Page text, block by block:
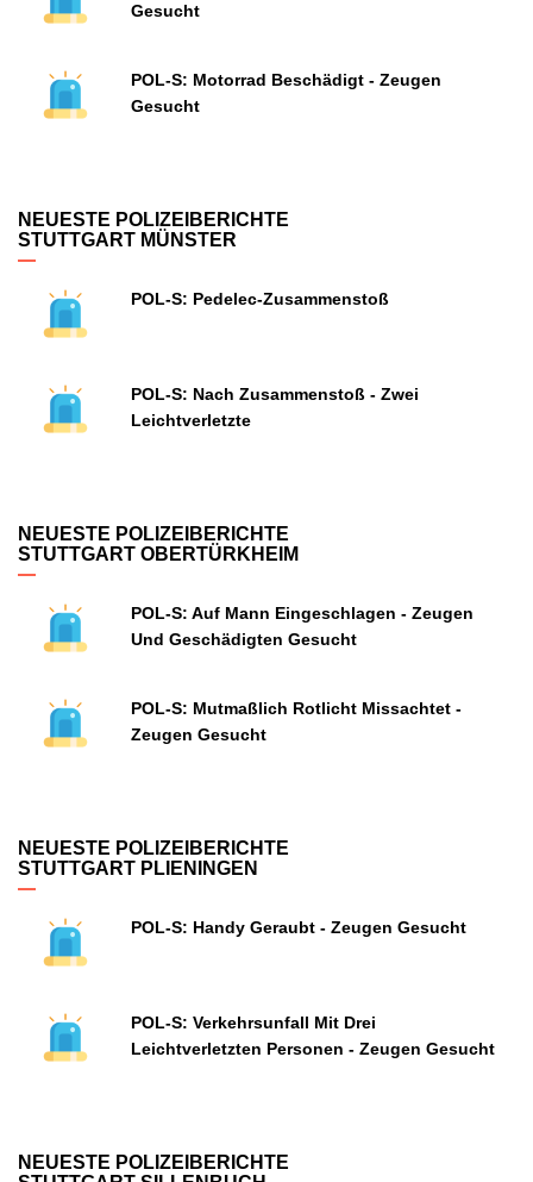
Gesucht
POL-S: Motorrad Beschädigt - Zeugen
Gesucht
NEUESTE POLIZEIBERICHTE
STUTTGART MÜNSTER
POL-S: Pedelec-Zusammenstoß
POL-S: Nach Zusammenstoß - Zwei
Leichtverletzte
NEUESTE POLIZEIBERICHTE
STUTTGART OBERTÜRKHEIM
POL-S: Auf Mann Eingeschlagen - Zeugen
Und Geschädigten Gesucht
POL-S: Mutmaßlich Rotlicht Missachtet -
Zeugen Gesucht
NEUESTE POLIZEIBERICHTE
STUTTGART PLIENINGEN
POL-S: Handy Geraubt - Zeugen Gesucht
POL-S: Verkehrsunfall Mit Drei
Leichtverletzten Personen - Zeugen Gesucht
NEUESTE POLIZEIBERICHTE